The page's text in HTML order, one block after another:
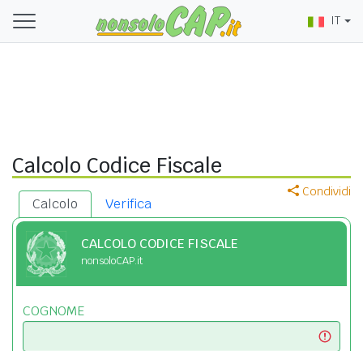
IT
Calcolo Codice Fiscale
Condividi
Calcolo Verifica
CALCOLO CODICE FISCALE
nonsoloCAP.it
COGNOME